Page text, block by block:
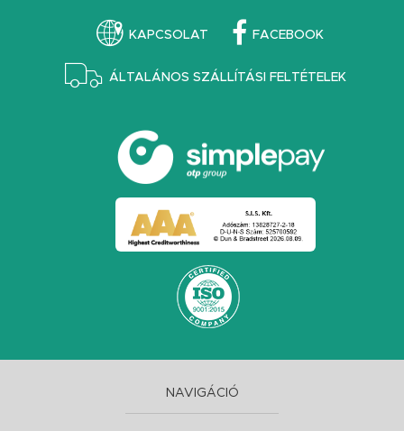
KAPCSOLAT FACEBOOK
ÁLTALÁNOS SZÁLLÍTÁSI FELTÉTELEK
NAVIGÁCIÓ